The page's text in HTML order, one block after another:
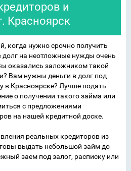
и
Красноярск
когда нужно срочно получить
долг на неотложные нужды очень
оказались заложником такой
Вам нужны деньги в долг под
в Красноярске? Лучше подать
о получении такого займа или
с предложениями
на нашей кредитной доске.
реальных кредиторов из
выдать небольшой займ до
заем под залог, расписку или